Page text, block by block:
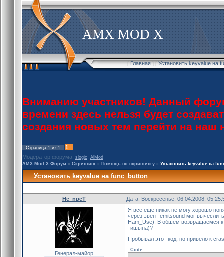
AMX MOD X
[Главная] [Установить keyvalue на
Вниманию участников! Данный
времени здесь нельзя будет
создания новых тем перейти на
Страница 1 из 1
1
Модератор форума: slogic
AlMod
AMX Mod X Форум » Скриптинг » Помощь по скриптингу » Установить keyvalue на
Установить keyvalue на func_button
He_npeT Дата: Воскресенье, 06.04.2008,
Генерал-майор
Я всё ещё никак не могу хорошо
через эвент emitsound мог
Ham_Use). В обшем возвращаемся к
тишына)?
Пробывал этот код, но привело к
Code